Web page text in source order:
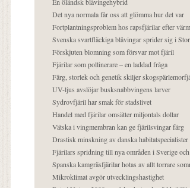
En öländsk blåvingehybrid
Det nya normala får oss att glömma hur det var
Fortplantningsproblem hos rapsfjärilar efter
Svenska svartfläckiga blåvingar sprider sig i
Förskjuten blomning som försvar mot fjäril
Fjärilar som pollinerare – en laddad fråga
Färg, storlek och genetik skiljer
UV-ljus avslöjar busksnabbvingens larver
Sydrovfjäril har smak för stadslivet
Handel med fjärilar omsätter miljontals dollar
Vätska i vingmembran kan ge fjärilsvingar färg
Drastisk minskning av danska habitatspecialister
Fjärilars spridning till nya områden i Sverige
Spanska kamgräsfjärilar hotas av allt torrare
Mikroklimat avgör utvecklingshastighet